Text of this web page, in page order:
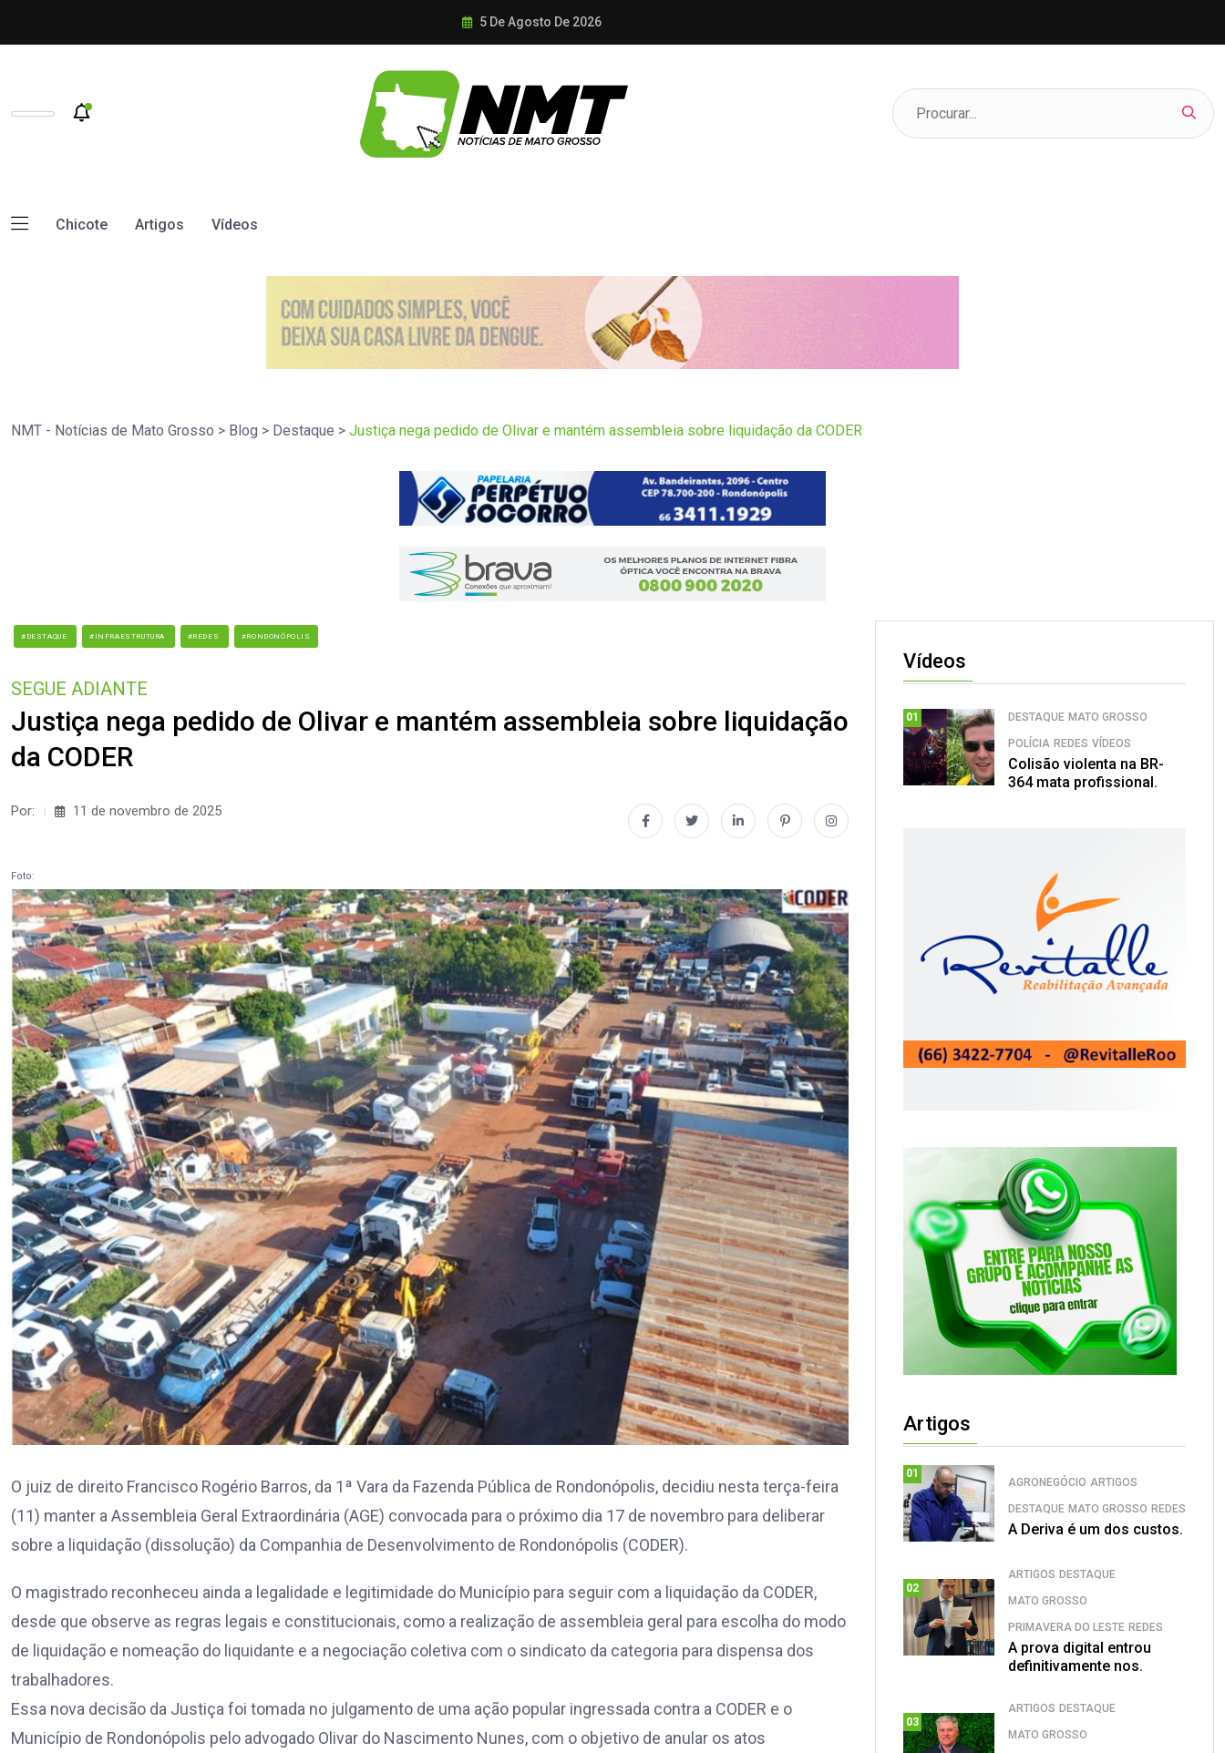
5 De Agosto De 2026
Chicote Artigos Vídeos
NMT - Notícias de Mato Grosso > Blog > Destaque > Justiça nega pedido de Olivar e mantém assembleia sobre liquidação da CODER
#DESTAQUE #INFRAESTRUTURA #REDES #RONDONÓPOLIS
SEGUE ADIANTE
Justiça nega pedido de Olivar e mantém assembleia sobre liquidação
da CODER
Por: 11 de novembro de 2025
Foto:
O juiz de direito Francisco Rogério Barros, da 1ª Vara da Fazenda Pública de Rondonópolis, decidiu nesta terça-feira
(11) manter a Assembleia Geral Extraordinária (AGE) convocada para o próximo dia 17 de novembro para deliberar
sobre a liquidação (dissolução) da Companhia de Desenvolvimento de Rondonópolis (CODER).
O magistrado reconheceu ainda a legalidade e legitimidade do Município para seguir com a liquidação da CODER,
desde que observe as regras legais e constitucionais, como a realização de assembleia geral para escolha do modo
de liquidação e nomeação do liquidante e a negociação coletiva com o sindicato da categoria para dispensa dos
trabalhadores.
Essa nova decisão da Justiça foi tomada no julgamento de uma ação popular ingressada contra a CODER e o
Município de Rondonópolis pelo advogado Olivar do Nascimento Nunes, com o objetivo de anular os atos
Vídeos
01 DESTAQUE MATO GROSSO
POLÍCIA REDES VÍDEOS
Colisão violenta na BR-
364 mata profissional.
Artigos
01
AGRONEGÓCIO ARTIGOS
DESTAQUE MATO GROSSO REDES
A Deriva é um dos custos.
02
ARTIGOS DESTAQUE
MATO GROSSO
PRIMAVERA DO LESTE REDES
A prova digital entrou
definitivamente nos.
03
ARTIGOS DESTAQUE
MATO GROSSO